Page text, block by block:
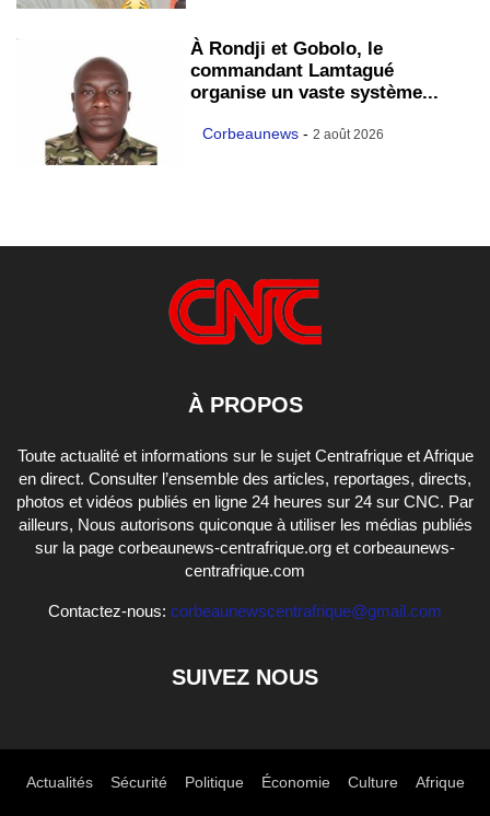
À Rondji et Gobolo, le
commandant Lamtagué
organise un vaste système...
Corbeaunews - 2 août 2026
À PROPOS
Toute actualité et informations sur le sujet Centrafrique et Afrique
en direct. Consulter l’ensemble des articles, reportages, directs,
photos et vidéos publiés en ligne 24 heures sur 24 sur CNC. Par
ailleurs, Nous autorisons quiconque à utiliser les médias publiés
sur la page corbeaunews-centrafrique.org et corbeaunews-
centrafrique.com
Contactez-nous: corbeaunewscentrafrique@gmail.com
SUIVEZ NOUS
Actualités Sécurité Politique Économie Culture Afrique